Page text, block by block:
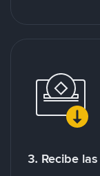
3. Recibe